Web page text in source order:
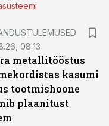
08:13
metallitööstus
kasumi
tootmishoone
plaanitust